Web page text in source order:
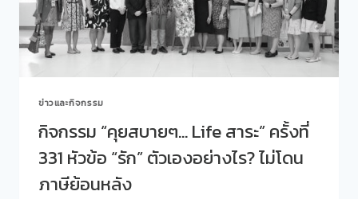
4
พลัง
สร้าง
อนาคต
ฝึก-
จัด
โดย
ศูนย์
สนเทศ
ข่าวและกิจกรรม
กิจกรรม “คุยสบายๆ… Life สาระ” ครั้งที่
331 หัวข้อ “รัก” ตัวเองอย่างไร? ไม่โดน
ภาษีย้อนหลัง